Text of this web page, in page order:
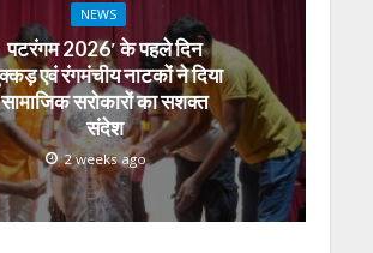
NEWS
पटरंगम 2026′ के पहले दिन
एवं रंगमंचीय नाटकों ने दिया
सामाजिक सरोकारों का सशक्त
संदेश
2 weeks ago